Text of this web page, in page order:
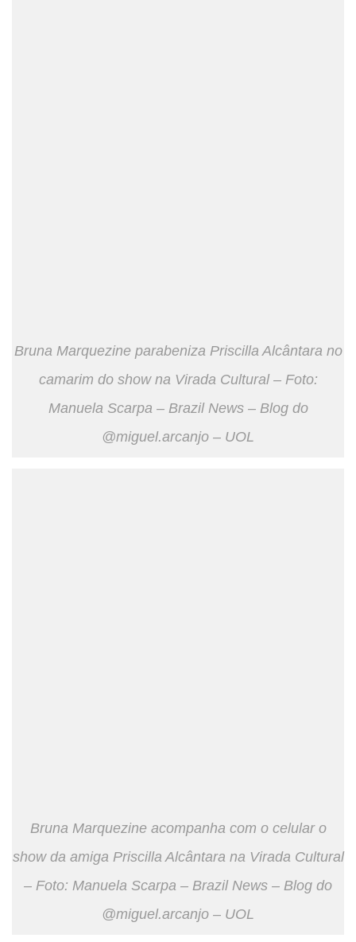
Bruna Marquezine parabeniza Priscilla Alcântara no
camarim do show na Virada Cultural – Foto:
Manuela Scarpa – Brazil News – Blog do
@miguel.arcanjo – UOL
Bruna Marquezine acompanha com o celular o
show da amiga Priscilla Alcântara na Virada Cultural
– Foto: Manuela Scarpa – Brazil News – Blog do
@miguel.arcanjo – UOL